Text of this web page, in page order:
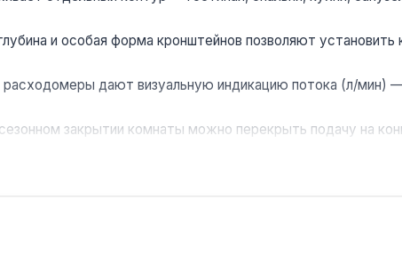
и особая форма кронштейнов позволяют
дают визуальную индикацию потока (л/мин)
закрытии комнаты можно перекрыть подачу на
полом на 5 контуров. Производство — Италия.